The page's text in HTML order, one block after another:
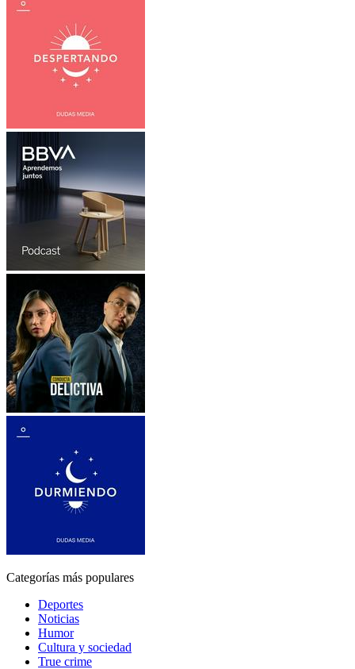
Categorías más populares
Deportes
Noticias
Humor
Cultura y sociedad
True crime